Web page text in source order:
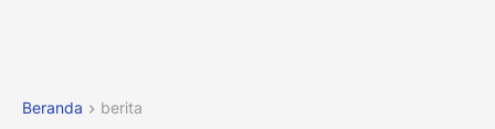
Beranda berita